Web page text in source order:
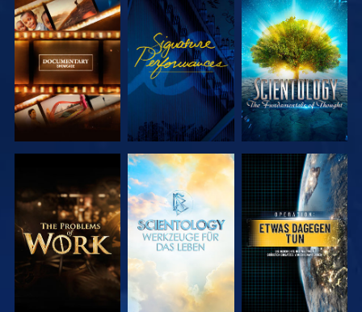
SERIE
ENTDECKEN
ANSEHEN
SERIE
ENTDECKEN
SERIE
ENTDECKEN
SERIE
ENTDECKEN
ANSEHEN